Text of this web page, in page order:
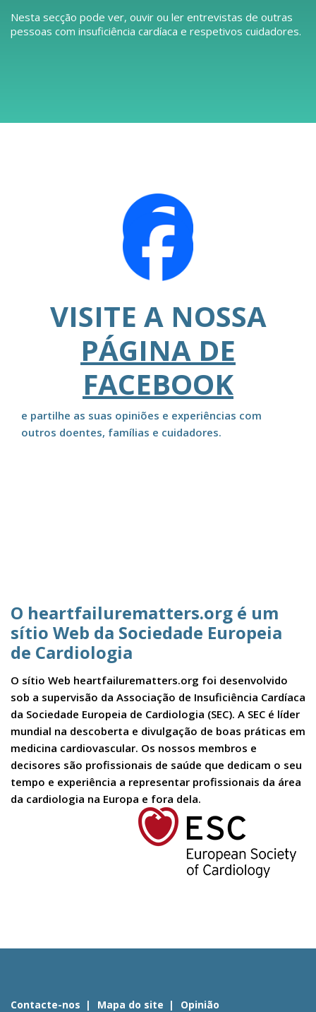
Nesta secção pode ver, ouvir ou ler entrevistas de outras
pessoas com insuficiência cardíaca e respetivos cuidadores.
VISITE A NOSSA
PÁGINA DE
FACEBOOK
e partilhe as suas opiniões e experiências com
outros doentes, famílias e cuidadores.
O heartfailurematters.org é um
sítio Web da Sociedade Europeia
de Cardiologia
O sítio Web heartfailurematters.org foi desenvolvido
sob a supervisão da Associação de Insuficiência Cardíaca
da Sociedade Europeia de Cardiologia (SEC). A SEC é líder
mundial na descoberta e divulgação de boas práticas em
medicina cardiovascular. Os nossos membros e
decisores são profissionais de saúde que dedicam o seu
tempo e experiência a representar profissionais da área
da cardiologia na Europa e fora dela.
Contacte-nos Mapa do site Opinião